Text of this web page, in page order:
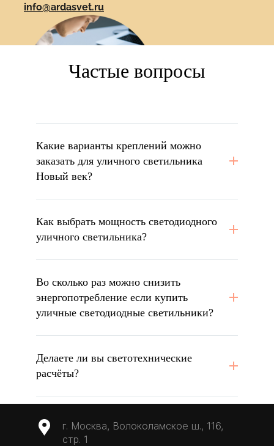
info@ardasvet.ru
Частые вопросы
Какие варианты креплений можно
заказать для уличного светильника
Новый век?
Как выбрать мощность светодиодного
уличного светильника?
Во сколько раз можно снизить
энергопотребление если купить
уличные светодиодные светильники?
Делаете ли вы светотехнические
расчёты?
г. Москва, Волоколамское ш., 116,
стр. 1